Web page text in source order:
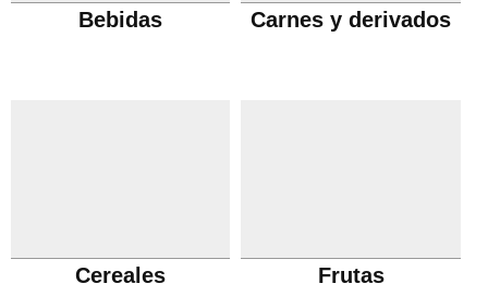
Bebidas Carnes y derivados
Cereales Frutas